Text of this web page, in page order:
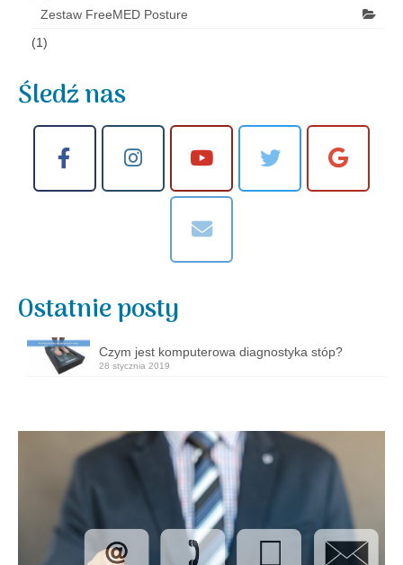
Zestaw FreeMED Posture
(1)
Śledź nas
Ostatnie posty
Czym jest komputerowa diagnostyka stóp?
28 stycznia 2019